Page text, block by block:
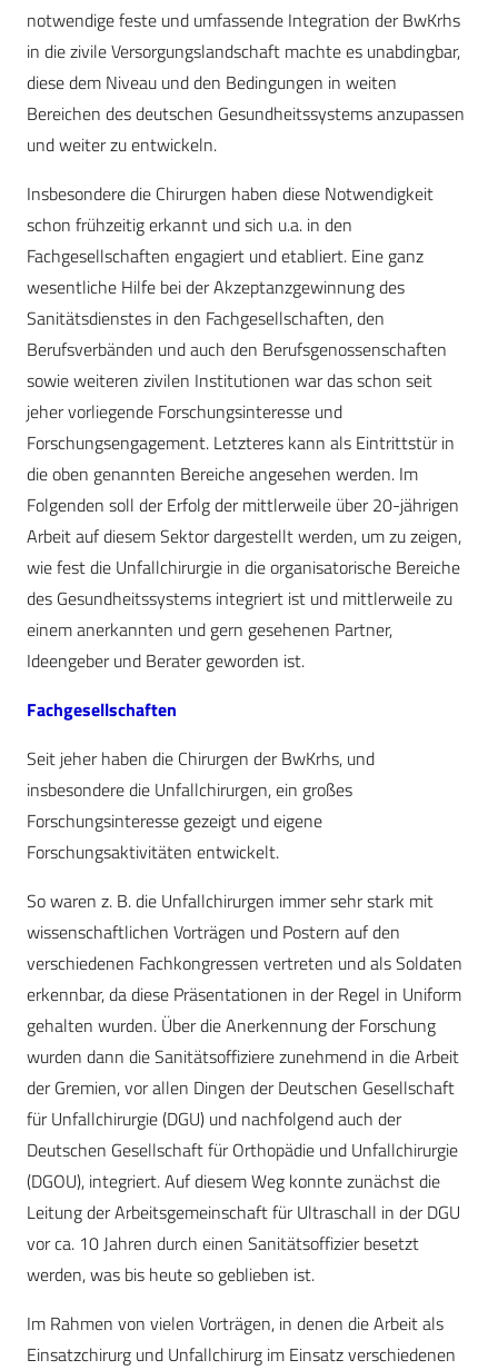
notwendige feste und umfassende Integration der BwKrhs
in die zivile Versorgungslandschaft machte es unabdingbar,
diese dem Niveau und den Bedingungen in weiten
Bereichen des deutschen Gesundheitssystems anzupassen
und weiter zu entwickeln.
Insbesondere die Chirurgen haben diese Notwendigkeit
schon frühzeitig erkannt und sich u.a. in den
Fachgesellschaften engagiert und etabliert. Eine ganz
wesentliche Hilfe bei der Akzeptanzgewinnung des
Sanitätsdienstes in den Fachgesellschaften, den
Berufsverbänden und auch den Berufsgenossenschaften
sowie weiteren zivilen Institutionen war das schon seit
jeher vorliegende Forschungsinteresse und
Forschungsengagement. Letzteres kann als Eintrittstür in
die oben genannten Bereiche angesehen werden. Im
Folgenden soll der Erfolg der mittlerweile über 20-jährigen
Arbeit auf diesem Sektor dargestellt werden, um zu zeigen,
wie fest die Unfallchirurgie in die organisatorische Bereiche
des Gesundheitssystems integriert ist und mittlerweile zu
einem anerkannten und gern gesehenen Partner,
Ideengeber und Berater geworden ist.
Fachgesellschaften
Seit jeher haben die Chirurgen der BwKrhs, und
insbesondere die Unfallchirurgen, ein großes
Forschungsinteresse gezeigt und eigene
Forschungsaktivitäten entwickelt.
So waren z. B. die Unfallchirurgen immer sehr stark mit
wissenschaftlichen Vorträgen und Postern auf den
verschiedenen Fachkongressen vertreten und als Soldaten
erkennbar, da diese Präsentationen in der Regel in Uniform
gehalten wurden. Über die Anerkennung der Forschung
wurden dann die Sanitätsoffiziere zunehmend in die Arbeit
der Gremien, vor allen Dingen der Deutschen Gesellschaft
für Unfallchirurgie (DGU) und nachfolgend auch der
Deutschen Gesellschaft für Orthopädie und Unfallchirurgie
(DGOU), integriert. Auf diesem Weg konnte zunächst die
Leitung der Arbeitsgemeinschaft für Ultraschall in der DGU
vor ca. 10 Jahren durch einen Sanitätsoffizier besetzt
werden, was bis heute so geblieben ist.
Im Rahmen von vielen Vorträgen, in denen die Arbeit als
Einsatzchirurg und Unfallchirurg im Einsatz verschiedenen